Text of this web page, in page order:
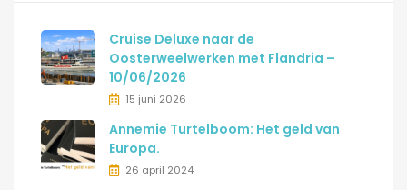
Cruise Deluxe naar de
Oosterweelwerken met Flandria –
10/06/2026
15 juni 2026
Annemie Turtelboom: Het geld van
Europa.
26 april 2024